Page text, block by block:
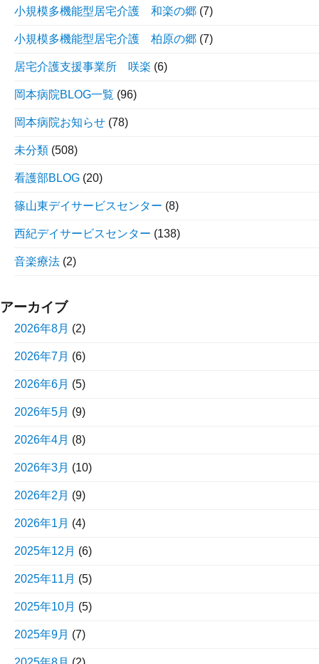
小規模多機能型居宅介護 和楽の郷 (7)
小規模多機能型居宅介護 柏原の郷 (7)
居宅介護支援事業所 咲楽 (6)
岡本病院BLOG一覧 (96)
岡本病院お知らせ (78)
未分類 (508)
看護部BLOG (20)
篠山東デイサービスセンター (8)
西紀デイサービスセンター (138)
音楽療法 (2)
アーカイブ
2026年8月 (2)
2026年7月 (6)
2026年6月 (5)
2026年5月 (9)
2026年4月 (8)
2026年3月 (10)
2026年2月 (9)
2026年1月 (4)
2025年12月 (6)
2025年11月 (5)
2025年10月 (5)
2025年9月 (7)